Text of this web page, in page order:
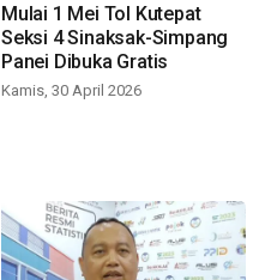
Mulai 1 Mei Tol Kutepat
Seksi 4 Sinaksak-Simpang
Panei Dibuka Gratis
Kamis, 30 April 2026